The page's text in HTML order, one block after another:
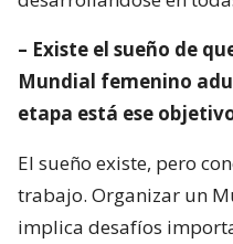
– Existe el sueño de
Mundial femenino
etapa está ese
El sueño existe, pero
trabajo. Organizar un
implica desafíos